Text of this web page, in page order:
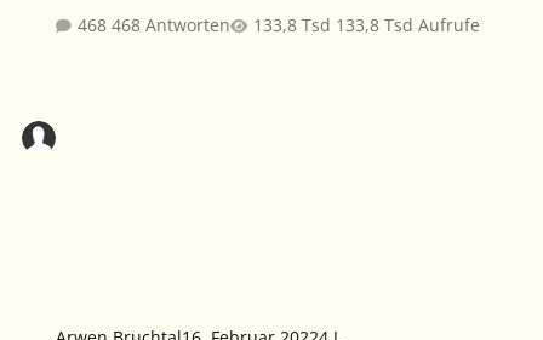
468 Antworten
133,8 Tsd Aufrufe